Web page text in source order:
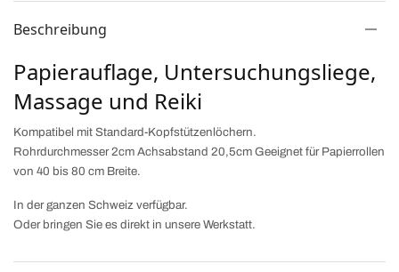
Beschreibung
Papierauflage, Untersuchungsliege,
Massage und Reiki
Kompatibel mit Standard-Kopfstützenlöchern.
Rohrdurchmesser 2cm Achsabstand 20,5cm Geeignet für Papierrollen
von 40 bis 80 cm Breite.
In der ganzen Schweiz verfügbar.
Oder bringen Sie es direkt in unsere Werkstatt.